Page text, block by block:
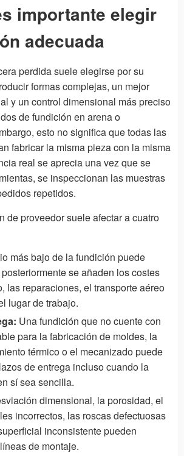
importante elegir
adecuada
perdida suele elegirse por su
formas complejas, un mejor
y un control dimensional más preciso
de fundición en arena o
esto no significa que todas las
fabricar la misma pieza con la misma
real se aprecia una vez que se
se inspeccionan las muestras
repetidos.
de proveedor suele afectar a cuatro
más bajo de la fundición puede
se añaden los costes
las reparaciones, el transporte aéreo
lugar de trabajo.
Una fundición que no cuente con
para la fabricación de moldes, la
térmico o el mecanizado puede
de entrega incluso cuando la
sí sea sencilla.
dimensional, la porosidad, el
incorrectos, las roscas defectuosas
inconsistente pueden
de montaje.